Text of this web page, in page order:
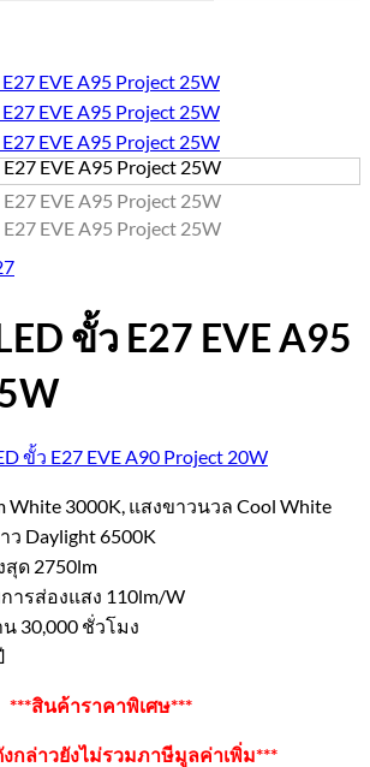
ขั้ว E27 EVE A95
White 3000K, แสงขาวนวล Cool White
ว Daylight 6500K
ด 2750lm
ารส่องแสง 110lm/W
30,000 ชั่วโมง
***สินค้าราคาพิเศษ***
กล่าวยังไม่รวมภาษีมูลค่าเพิ่ม***